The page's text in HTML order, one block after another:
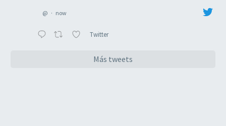
@ · now
Twitter
Más tweets